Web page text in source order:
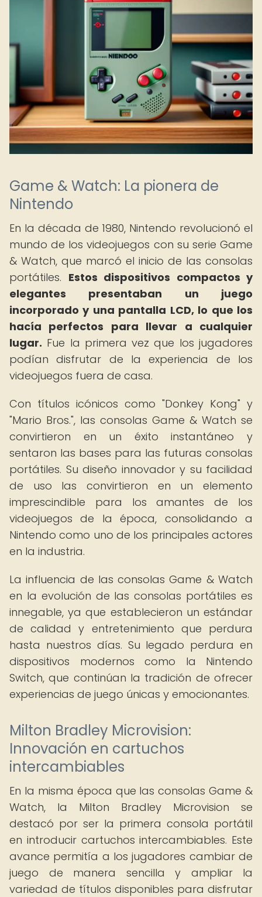
Game & Watch: La pionera de
Nintendo
En la década de 1980, Nintendo revolucionó el
mundo de los videojuegos con su serie Game
& Watch, que marcó el inicio de las consolas
portátiles. Estos dispositivos compactos y
elegantes presentaban un juego
incorporado y una pantalla LCD, lo que los
hacía perfectos para llevar a cualquier
lugar. Fue la primera vez que los jugadores
podían disfrutar de la experiencia de los
videojuegos fuera de casa.
Con títulos icónicos como "Donkey Kong" y
"Mario Bros.", las consolas Game & Watch se
convirtieron en un éxito instantáneo y
sentaron las bases para las futuras consolas
portátiles. Su diseño innovador y su facilidad
de uso las convirtieron en un elemento
imprescindible para los amantes de los
videojuegos de la época, consolidando a
Nintendo como uno de los principales actores
en la industria.
La influencia de las consolas Game & Watch
en la evolución de las consolas portátiles es
innegable, ya que establecieron un estándar
de calidad y entretenimiento que perdura
hasta nuestros días. Su legado perdura en
dispositivos modernos como la Nintendo
Switch, que continúan la tradición de ofrecer
experiencias de juego únicas y emocionantes.
Milton Bradley Microvision:
Innovación en cartuchos
intercambiables
En la misma época que las consolas Game &
Watch, la Milton Bradley Microvision se
destacó por ser la primera consola portátil
en introducir cartuchos intercambiables. Este
avance permitía a los jugadores cambiar de
juego de manera sencilla y ampliar la
variedad de títulos disponibles para disfrutar